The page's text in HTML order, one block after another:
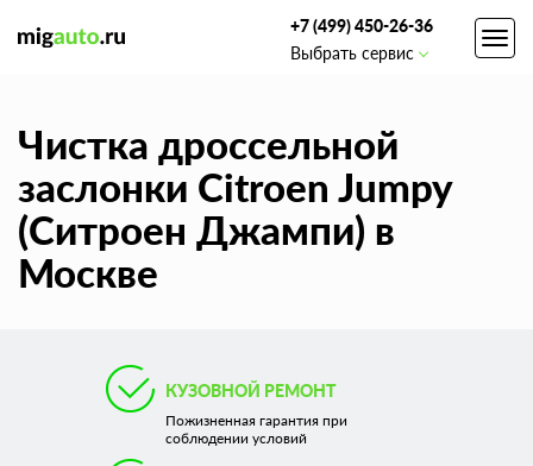
+7 (499) 450-26-36
Выбрать сервис
Чистка дроссельной
заслонки Citroen Jumpy
(Ситроен Джампи) в
Москве
КУЗОВНОЙ РЕМОНТ
Пожизненная гарантия при
соблюдении условий